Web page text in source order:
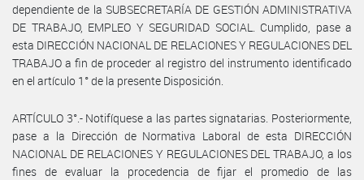
dependiente de la SUBSECRETARÍA DE GESTIÓN ADMINISTRATIVA
DE TRABAJO, EMPLEO Y SEGURIDAD SOCIAL. Cumplido, pase a
esta DIRECCIÓN NACIONAL DE RELACIONES Y REGULACIONES DEL
TRABAJO a fin de proceder al registro del instrumento identificado
en el artículo 1° de la presente Disposición.
ARTÍCULO 3°.- Notifíquese a las partes signatarias. Posteriormente,
pase a la Dirección de Normativa Laboral de esta DIRECCIÓN
NACIONAL DE RELACIONES Y REGULACIONES DEL TRABAJO, a los
fines de evaluar la procedencia de fijar el promedio de las